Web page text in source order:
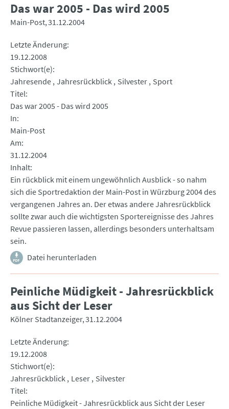
Das war 2005 - Das wird 2005
Main-Post 31.12.2004
Letzte Änderung
19.12.2008
Stichwort(e)
Jahresende Jahresrückblick Silvester Sport
Titel
Das war 2005 - Das wird 2005
In
Main-Post
Am
31.12.2004
Inhalt
Ein rückblick mit einem ungewöhnlich Ausblick - so nahm
sich die Sportredaktion der Main-Post in Würzburg 2004 des
vergangenen Jahres an. Der etwas andere Jahresrückblick
sollte zwar auch die wichtigsten Sportereignisse des Jahres
Revue passieren lassen, allerdings besonders unterhaltsam
sein.
Datei herunterladen
Peinliche Müdigkeit - Jahresrückblick
aus Sicht der Leser
Kölner Stadtanzeiger 31.12.2004
Letzte Änderung
19.12.2008
Stichwort(e)
Jahresrückblick Leser Silvester
Titel
Peinliche Müdigkeit - Jahresrückblick aus Sicht der Leser